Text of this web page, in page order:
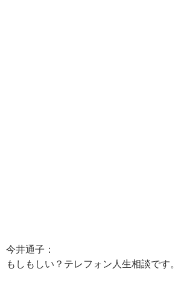
今井通子：
もしもしい？テレフォン人生相談です。